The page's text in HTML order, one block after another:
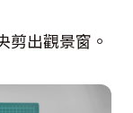
剪出觀景窗。